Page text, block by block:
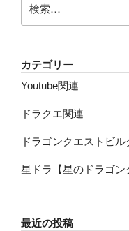
索:
カテゴリー
Youtube関連
ドラクエ関連
ドラゴンクエストビル
星ドラ【星のドラゴン
最近の投稿